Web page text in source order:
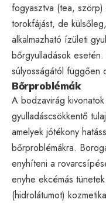
fogyasztva (tea,
torokfájást, de
alkalmazható ízületi
bőrgyulladások
súlyosságától függően
Bőrproblémák
A bodzavirág
gyulladáscsökkentő
amelyek jótékony
bőrproblémákra.
enyhíteni a
enyhe ekcémás
(hidrolátumot)